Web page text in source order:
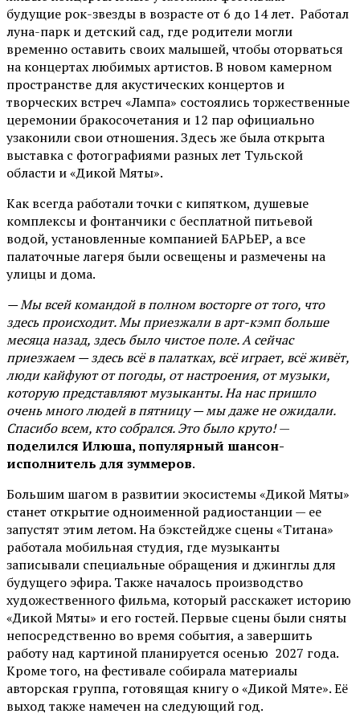
будущие рок-звезды в возрасте от 6 до 14 лет. Работал
луна-парк и детский сад, где родители могли
временно оставить своих малышей, чтобы оторваться
на концертах любимых артистов. В новом камерном
пространстве для акустических концертов и
творческих встреч «Лампа» состоялись торжественные
церемонии бракосочетания и 12 пар официально
узаконили свои отношения. Здесь же была открыта
выставка с фотографиями разных лет Тульской
области и «Дикой Мяты».
Как всегда работали точки с кипятком, душевые
комплексы и фонтанчики с бесплатной питьевой
водой, установленные компанией БАРЬЕР, а все
палаточные лагеря были освещены и размечены на
улицы и дома.
— Мы всей командой в полном восторге от того, что
здесь происходит. Мы приезжали в арт-кэмп больше
месяца назад, здесь было чистое поле. А сейчас
приезжаем — здесь всё в палатках, всё играет, всё живёт,
люди кайфуют от погоды, от настроения, от музыки,
которую представляют музыканты. На нас пришло
очень много людей в пятницу — мы даже не ожидали.
Спасибо всем, кто собрался. Это было круто!—
поделился Илюша, популярный шансон-
исполнитель для зуммеров.
Большим шагом в развитии экосистемы «Дикой Мяты»
станет открытие одноименной радиостанции — ее
запустят этим летом. На бэкстейдже сцены «Титана»
работала мобильная студия, где музыканты
записывали специальные обращения и джинглы для
будущего эфира. Также началось производство
художественного фильма, который расскажет историю
«Дикой Мяты» и его гостей. Первые сцены были сняты
непосредственно во время события, а завершить
работу над картиной планируется осенью 2027 года.
Кроме того, на фестивале собирала материалы
авторская группа, готовящая книгу о «Дикой Мяте». Её
выход также намечен на следующий год.